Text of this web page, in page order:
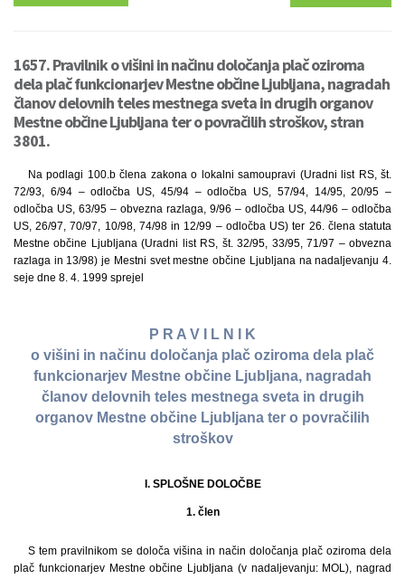
1657. Pravilnik o višini in načinu določanja plač oziroma
dela plač funkcionarjev Mestne občine Ljubljana, nagradah
članov delovnih teles mestnega sveta in drugih organov
Mestne občine Ljubljana ter o povračilih stroškov, stran
3801.
Na podlagi 100.b člena zakona o lokalni samoupravi (Uradni list RS, št.
72/93, 6/94 – odločba US, 45/94 – odločba US, 57/94, 14/95, 20/95 –
odločba US, 63/95 – obvezna razlaga, 9/96 – odločba US, 44/96 – odločba
US, 26/97, 70/97, 10/98, 74/98 in 12/99 – odločba US) ter 26. člena statuta
Mestne občine Ljubljana (Uradni list RS, št. 32/95, 33/95, 71/97 – obvezna
razlaga in 13/98) je Mestni svet mestne občine Ljubljana na nadaljevanju 4.
seje dne 8. 4. 1999 sprejel
P R A V I L N I K
o višini in načinu določanja plač oziroma dela plač
funkcionarjev Mestne občine Ljubljana, nagradah
članov delovnih teles mestnega sveta in drugih
organov Mestne občine Ljubljana ter o povračilih
stroškov
I. SPLOŠNE DOLOČBE
1. člen
S tem pravilnikom se določa višina in način določanja plač oziroma dela
plač funkcionarjev Mestne občine Ljubljana (v nadaljevanju: MOL), nagrad